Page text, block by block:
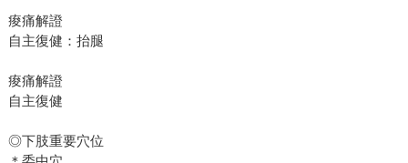
痠痛解證
自主復健：抬腿
痠痛解證
自主復健
◎下肢重要穴位